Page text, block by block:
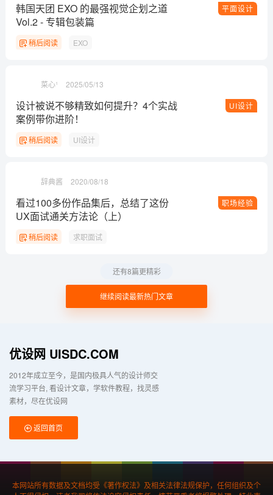
平面设计
韩国天团 EXO 的最强视觉企划之道
Vol.2 - 专辑包装篇
稍后阅读 EXO
菜心¹ 2025/05/13
UI设计
设计被说不够精致如何提升？4个实战
案例带你进阶！
稍后阅读 UI设计
辞典酱 2020/08/18
职场经验
看过100多份作品集后，总结了这份
UX面试通关方法论（上）
稍后阅读 求职面试
继续阅读最新热门文章
还有8篇更精彩
优设网 UISDC.COM
2012年成立至今，是国内极具人气的设计师交
流学习平台 看设计文章，学软件教程，找灵感
素材，尽在优设网
返回首页
本网站所有数据及文档均受《著作权法》及相关法律法规保护，任何组织及个